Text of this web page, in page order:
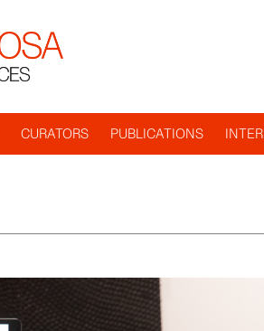
CURATORS PUBLICATIONS